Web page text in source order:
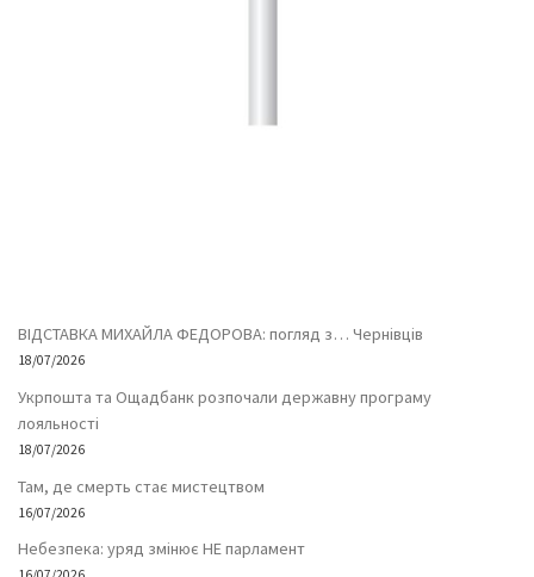
ВІДСТАВКА МИХАЙЛА ФЕДОРОВА: погляд з… Чернівців
18/07/2026
Укрпошта та Ощадбанк розпочали державну програму
лояльності
18/07/2026
Там, де смерть стає мистецтвом
16/07/2026
Небезпека: уряд змінює НЕ парламент